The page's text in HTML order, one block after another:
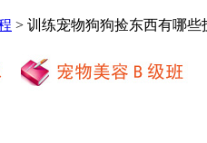
> 训练宠物狗狗捡东西有哪些